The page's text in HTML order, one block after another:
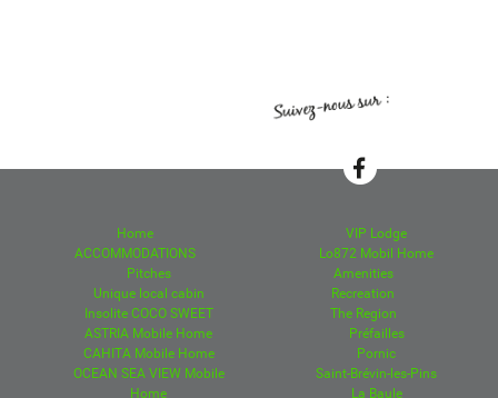
Home
ACCOMMODATIONS
Pitches
Unique local cabin
Insolite COCO SWEET
ASTRIA Mobile Home
CAHITA Mobile Home
OCEAN SEA VIEW Mobile
Home
VIP Lodge
Lo872 Mobil Home
Amenities
Recreation
The Region
Préfailles
Pornic
Saint-Brévin-les-Pins
La Baule